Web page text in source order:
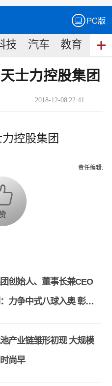
技 汽车 教育 食
士力控股集团
2018-12-08 22:41
控股集团
责任编辑:
创始人、董事长兼CEO
力争中式八球入奥 彰显
精神
产业链雏形初现 大规模
尚早